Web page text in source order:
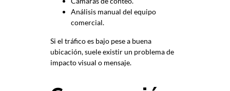
Análisis manual del equipo
comercial.
Si el tráfico es bajo pese a buena
ubicación, suele existir un problema de
impacto visual o mensaje.